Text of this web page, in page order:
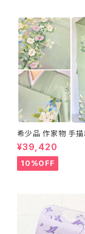
希少品 作家物 手描
文 椿 沈丁花 訪問
緑 青 白 1418
¥39,420
10%OFF